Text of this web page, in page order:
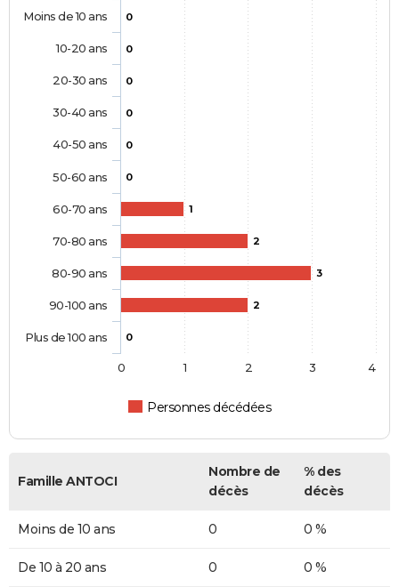
0
0
0
0
0
0
1
2
3
2
0
Personnes décédées
Moins de 10 ans
10-20 ans
20-30 ans
30-40 ans
40-50 ans
50-60 ans
60-70 ans
70-80 ans
80-90 ans
90-100 ans
Plus de 100 ans
0 1 2 3 4
Famille ANTOCI
Nombre de
décès
% des
décès
Moins de 10 ans 0 0 %
De 10 à 20 ans 0 0 %